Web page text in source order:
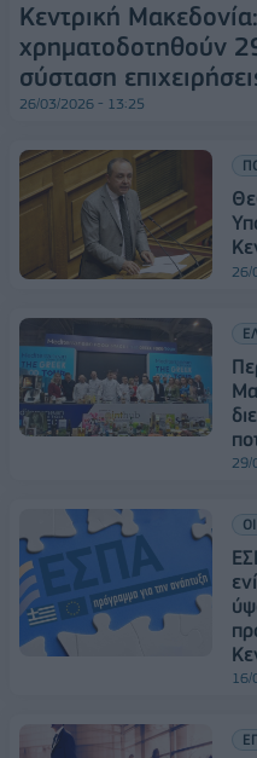
Κεντρική
χρηματοδοτηθούν
σύσταση
26/03/2026 - 13:25
26/
29/